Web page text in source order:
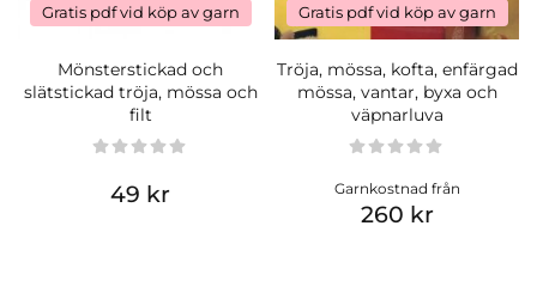
Gratis pdf vid köp av garn
Mönsterstickad och
slätstickad tröja, mössa och
filt
49 kr
Gratis pdf vid köp av garn
Tröja, mössa, kofta, enfärgad
mössa, vantar, byxa och
väpnarluva
Garnkostnad från
260 kr